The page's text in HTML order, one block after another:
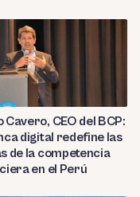
Cavero, CEO del BCP:
digital redefine las
de la competencia
en el Perú